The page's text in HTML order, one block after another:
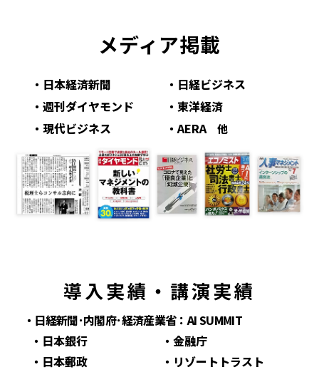
メディア掲載
・日本経済新聞
・日経ビジネス
・週刊ダイヤモンド
・東洋経済
・現代ビジネス
・AERA他
導入実績・講演実績
・日経新聞･内閣府･経済産業省：AI SUMMIT
・日本銀行
・金融庁
・日本郵政
・リゾートトラスト